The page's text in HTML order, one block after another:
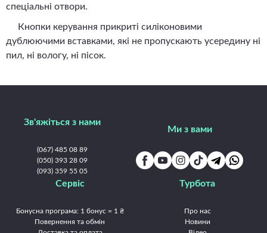
спеціальні отвори.
Кнопки керування прикриті силіконовими
дублюючими вставками, які не пропускають усередину ні
пил, ні вологу, ні пісок.
Зв'яжіться з нами
(067) 485 08 89
(050) 393 28 09
(093) 359 55 05
Ми з вами
Сервіс
Бонусна програма: 1 бонус = 1 ₴
Повернення та обмін
Турбота
Про нас
Новини